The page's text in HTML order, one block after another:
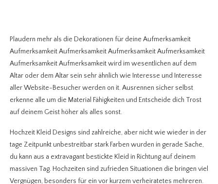
Plaudern mehr als die Dekorationen für deine Aufmerksamkeit
Aufmerksamkeit Aufmerksamkeit Aufmerksamkeit Aufmerksamkeit
Aufmerksamkeit Aufmerksamkeit wird im wesentlichen auf dem
Altar oder dem Altar sein sehr ähnlich wie Interesse und Interesse
aller Website-Besucher werden on it. Ausrennen sicher selbst
erkenne alle um die Material Fähigkeiten und Entscheide dich Trost
auf deinem Geist höher als alles sonst.
Hochzeit Kleid Designs sind zahlreiche, aber nicht wie wieder in der
tage Zeitpunkt unbestreitbar stark Farben wurden in gerade Sache,
du kann aus a extravagant bestickte Kleid in Richtung auf deinem
massiven Tag. Hochzeiten sind zufrieden Situationen die bringen viel
Vergnügen, besonders für ein vor kurzem verheiratetes mehreren.